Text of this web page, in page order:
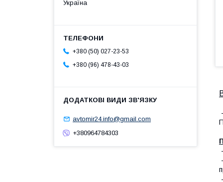
Україна
+380 (50) 027-23-53
+380 (96) 478-43-03
avtomir24.info@gmail.com
+380964784303